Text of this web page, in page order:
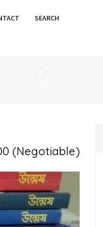
SEARCH
(Negotiable)